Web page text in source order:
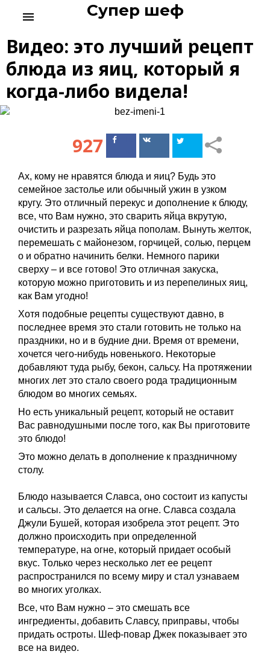
n
Супер шеф
menu
Видео: это лучший рецепт
блюда из яиц, который я
когда-либо видела!
927
ПоделитьсяПоделиться
Ах, кому не нравятся блюда и яиц? Будь это
семейное застолье или обычный ужин в узком
кругу. Это отличный перекус и дополнение к блюду,
все, что Вам нужно, это сварить яйца вкрутую,
очистить и разрезать яйца пополам. Вынуть желток,
перемешать с майонезом, горчицей, солью, перцем
о и обратно начинить белки. Немного парики
сверху – и все готово! Это отличная закуска,
которую можно приготовить и из перепелиных яиц,
как Вам угодно!
Хотя подобные рецепты существуют давно, в
последнее время это стали готовить не только на
праздники, но и в будние дни. Время от времени,
хочется чего-нибудь новенького. Некоторые
добавляют туда рыбу, бекон, сальсу. На протяжении
многих лет это стало своего рода традиционным
блюдом во многих семьях.
Но есть уникальный рецепт, который не оставит
Вас равнодушными после того, как Вы приготовите
это блюдо!
Это можно делать в дополнение к праздничному
столу.
Блюдо называется Славса, оно состоит из капусты
и сальсы. Это делается на огне. Славса создала
Джули Бушей, которая изобрела этот рецепт. Это
должно происходить при определенной
температуре, на огне, который придает особый
вкус. Только через несколько лет ее рецепт
распространился по всему миру и стал узнаваем
во многих уголках.
Все, что Вам нужно – это смешать все
ингредиенты, добавить Славсу, приправы, чтобы
придать остроты. Шеф-повар Джек показывает это
все на видео.